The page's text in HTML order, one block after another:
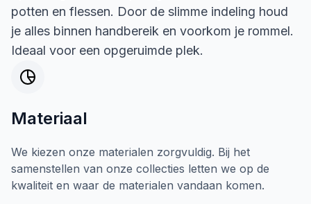
potten en flessen. Door de slimme indeling houd
je alles binnen handbereik en voorkom je rommel.
Ideaal voor een opgeruimde plek.
Materiaal
We kiezen onze materialen zorgvuldig. Bij het
samenstellen van onze collecties letten we op de
kwaliteit en waar de materialen vandaan komen.